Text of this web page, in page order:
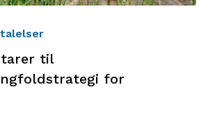
til
for